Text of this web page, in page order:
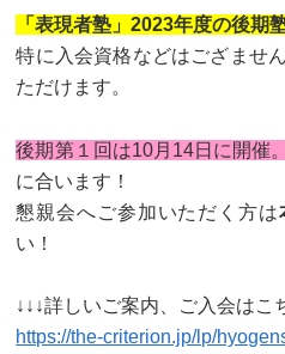
「表現者塾」2023年度の後期
特に入会資格などはござませ
ただけます。
後期第１回は10月14日に開催。
に合います！
懇親会へご参加いただく方は
い！
↓↓↓詳しいご案内、ご入会はこ
https://the-criterion.jp/lp/